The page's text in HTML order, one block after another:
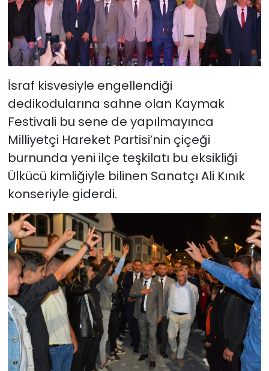
İsraf kisvesiyle engellendiği
dedikodularına sahne olan Kaymak
Festivali bu sene de yapılmayınca
Milliyetçi Hareket Partisi’nin çiçeği
burnunda yeni ilçe teşkilatı bu eksikliği
Ülkücü kimliğiyle bilinen Sanatçı Ali Kınık
konseriyle giderdi.